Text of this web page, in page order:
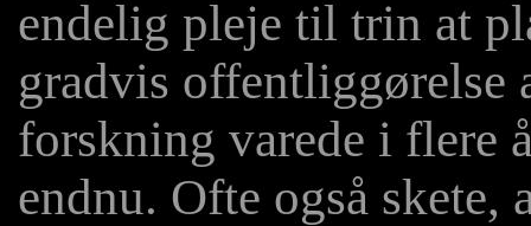
endelig pleje til trin at
gradvis offentliggørelse
forskning varede i flere
endnu. Ofte også